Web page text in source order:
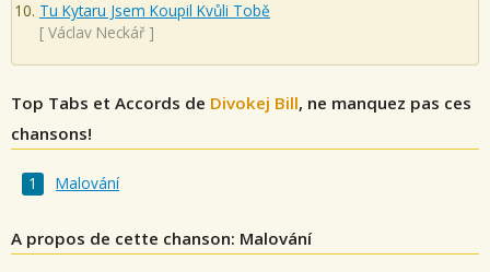
Tu Kytaru Jsem Koupil Kvůli Tobě
[ Václav Neckář ]
Top Tabs et Accords de Divokej Bill, ne manquez pas ces
chansons!
Malování
A propos de cette chanson: Malování